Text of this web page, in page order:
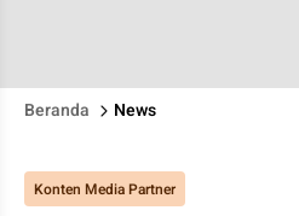
Beranda News
Konten Media Partner